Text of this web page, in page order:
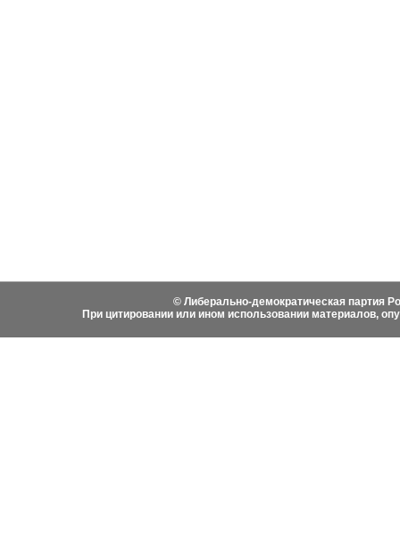
© Либерально-демократическая партия
При цитировании или ином использовании материалов,